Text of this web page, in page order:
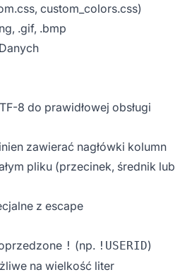
custom_colors.css)
.gif, .bmp
8 do prawidłowej obsługi
zawierać nagłówki kolumn
pliku (przecinek, średnik lub
z escape
! (np. !USERID)
na wielkość liter